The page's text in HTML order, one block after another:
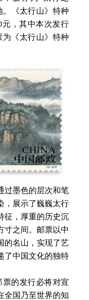
。《太行山》特种
元，其中本次发行
《太行山》特种
墨色的层次和笔
，展示了巍巍太行
征，厚重的历史沉
寸之间。邮票以中
的名山，实现了艺
了中国文化的独特
的发行必将对宣
全国乃至世界的知